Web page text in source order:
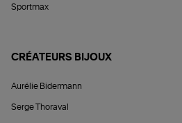
Sportmax
CRÉATEURS BIJOUX
Aurélie Bidermann
Serge Thoraval